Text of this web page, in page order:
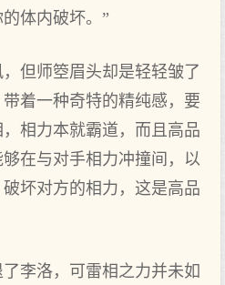
体内破坏。”
但师箜眉头却是轻轻皱了
着一种奇特的精纯感，要
相力本就霸道，而且高品
在与对手相力冲撞间，以
坏对方的相力，这是高品
李洛，可雷相之力并未如